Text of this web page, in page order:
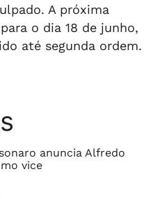
A próxima
o dia 18 de junho,
até segunda ordem.
anuncia Alfredo
vice